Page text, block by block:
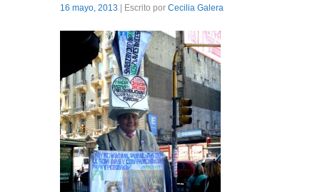
16 mayo, 2013 | Escrito por Cecilia Galera